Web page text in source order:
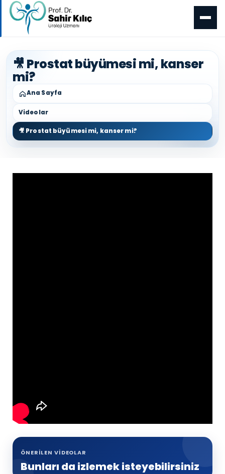
🎥 Prostat büyümesi mi, kanser
mi?
Ana Sayfa
Videolar
🎥 Prostat büyümesi mi, kanser mi?
ÖNERILEN VIDEOLAR
Bunları da izlemek isteyebilirsiniz